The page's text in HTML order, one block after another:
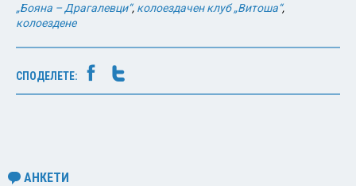
„Бояна – Драгалевци“, колоездачен клуб „Витоша“,
колоездене
СПОДЕЛЕТЕ:
АНКЕТИ